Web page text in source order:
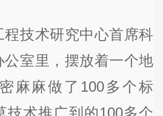
技术研究中心首席科
室里，摆放着一个地
麻麻做了100多个标
技术推广到的100多个